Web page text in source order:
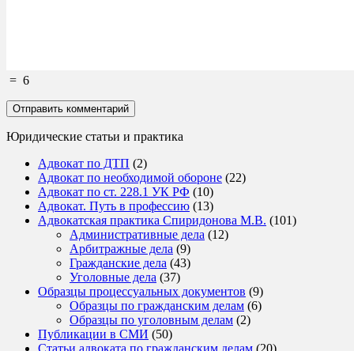
= 6
Юридические статьи и практика
Адвокат по ДТП (2)
Адвокат по необходимой обороне (22)
Адвокат по ст. 228.1 УК РФ (10)
Адвокат. Путь в профессию (13)
Адвокатская практика Спиридонова М.В. (101)
Административные дела (12)
Арбитражные дела (9)
Гражданские дела (43)
Уголовные дела (37)
Образцы процессуальных документов (9)
Образцы по гражданским делам (6)
Образцы по уголовным делам (2)
Публикации в СМИ (50)
Статьи адвоката по гражданским делам (20)